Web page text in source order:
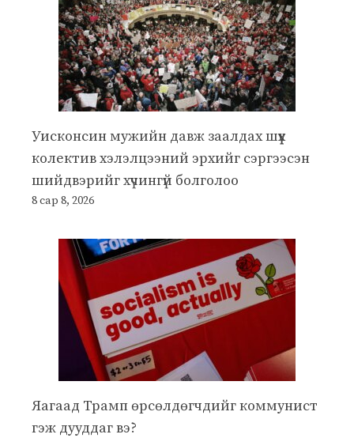
Уисконсин мужийн давж заалдах шүүх
колектив хэлэлцээний эрхийг сэргээсэн
шийдвэрийг хүчингүй болголоо
8 сар 8, 2026
Яагаад Трамп өрсөлдөгчдийг коммунист
гэж дууддаг вэ?